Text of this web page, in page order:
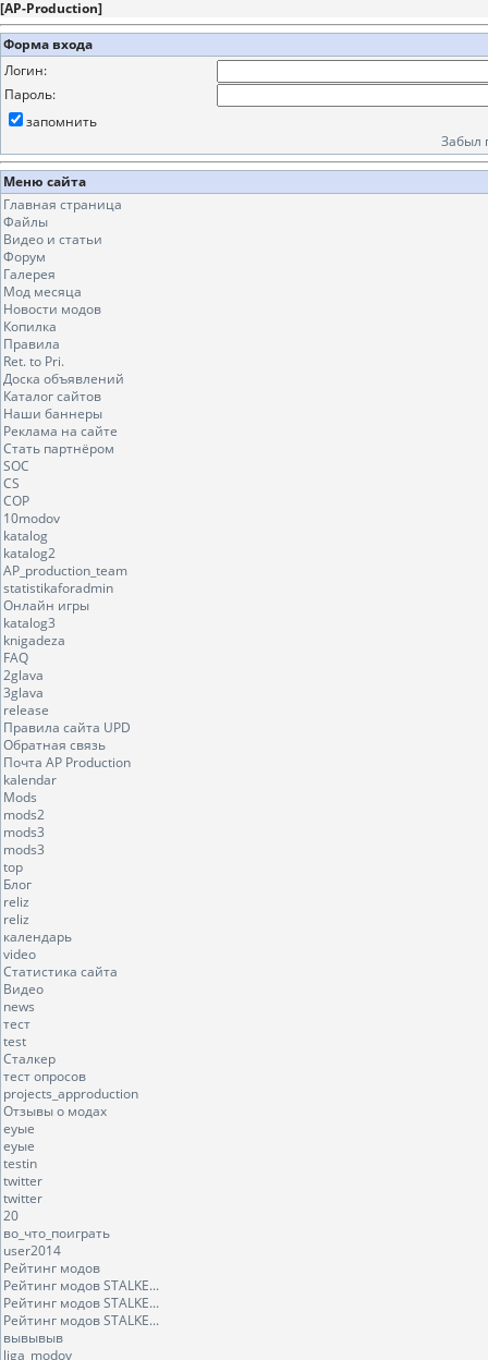
[AP-Production]
Форма входа
Логин:
Пароль:
запомнить
Забыл
Меню сайта
Главная страница
Файлы
Видео и статьи
Форум
Галерея
Мод месяца
Новости модов
Копилка
Правила
Ret. to Pri.
Доска объявлений
Каталог сайтов
Наши баннеры
Реклама на сайте
Стать партнёром
SOC
CS
COP
10modov
katalog
katalog2
AP_production_team
statistikaforadmin
Онлайн игры
katalog3
knigadeza
FAQ
2glava
3glava
release
Правила сайта UPD
Обратная связь
Почта AP Production
kalendar
Mods
mods2
mods3
mods3
top
Блог
reliz
reliz
календарь
video
Статистика сайта
Видео
news
тест
test
Сталкер
тест опросов
projects_approduction
Отзывы о модах
еуые
еуые
testin
twitter
twitter
20
во_что_поиграть
user2014
Рейтинг модов
Рейтинг модов STALKE...
Рейтинг модов STALKE...
Рейтинг модов STALKE...
вывывыв
liga_modov